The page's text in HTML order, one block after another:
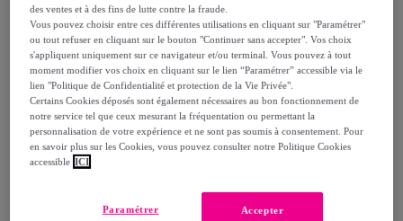
Vendu parAosom
Bientôt épuisé
Livraison
Livraison offerte par la marque
des ventes et à des fins de lutte contre la fraude.
Vous pouvez choisir entre ces différentes utilisations en cliquant sur "Paramétrer"
ou tout refuser en cliquant sur le bouton "Continuer sans accepter". Vos choix
s'appliquent uniquement sur ce navigateur et/ou terminal. Vous pouvez à tout
moment modifier vos choix en cliquant sur le lien “Paramétrer” accessible via le
lien "Politique de Confidentialité et protection de la Vie Privée".
Certains Cookies déposés sont également nécessaires au bon fonctionnement de
notre service tel que ceux mesurant la fréquentation ou permettant la
personnalisation de votre expérience et ne sont pas soumis à consentement. Pour
en savoir plus sur les Cookies, vous pouvez consulter notre Politique Cookies
accessible ICI
Accepter
Paramétrer